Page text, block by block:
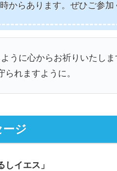
からあります。ぜひご参加
うに心からお祈りいたしま
れますように。
ジ
しイエス」